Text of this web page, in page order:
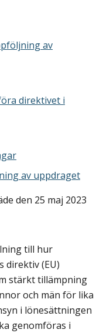
av
direktivet i
av uppdraget
den 25 maj 2023
till hur
direktiv (EU)
stärkt tillämpning
och män för lika
i lönesättningen
genomföras i